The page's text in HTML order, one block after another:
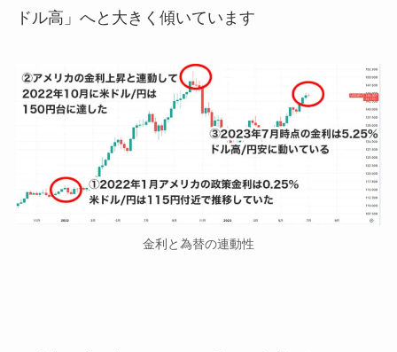
ドル高」へと大きく傾いています
金利と為替の連動性